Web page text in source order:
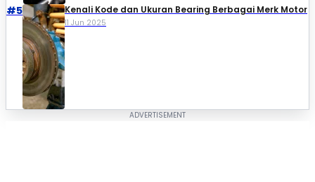
#5 Kenali Kode dan Ukuran Bearing Berbagai Merk Motor
11 Jun 2025